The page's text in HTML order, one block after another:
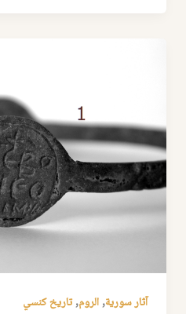
آثار سورية,الروم,تاريخ كنسي